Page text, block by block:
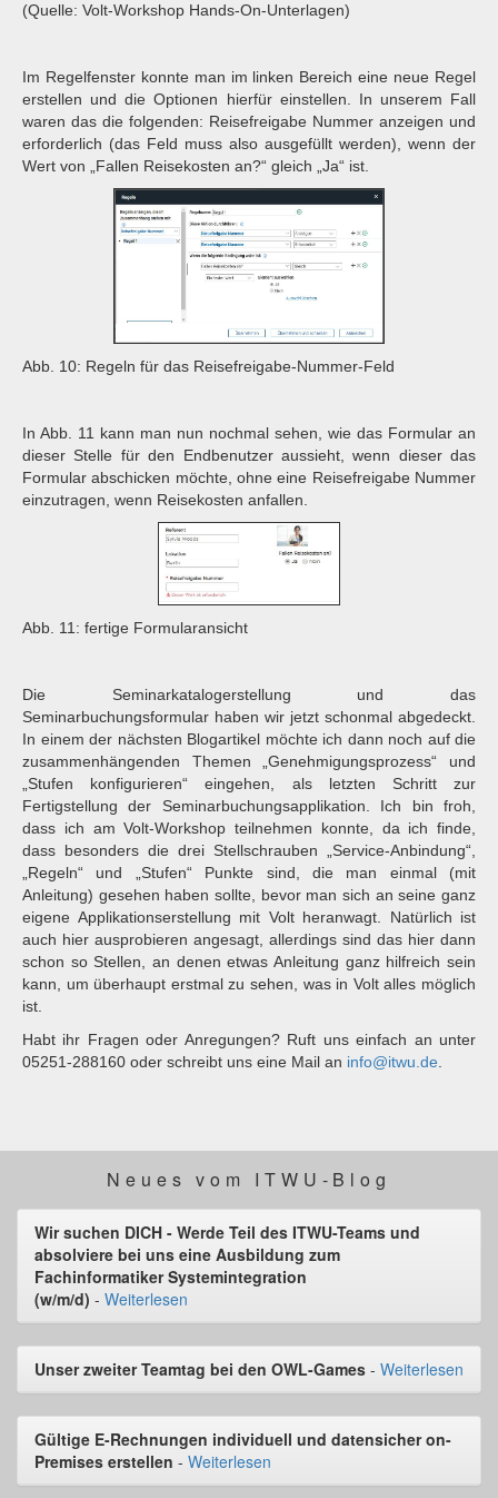
(Quelle: Volt-Workshop Hands-On-Unterlagen)
Im Regelfenster konnte man im linken Bereich eine neue Regel
erstellen und die Optionen hierfür einstellen. In unserem Fall
waren das die folgenden: Reisefreigabe Nummer anzeigen und
erforderlich (das Feld muss also ausgefüllt werden), wenn der
Wert von „Fallen Reisekosten an?“ gleich „Ja“ ist.
Abb. 10: Regeln für das Reisefreigabe-Nummer-Feld
In Abb. 11 kann man nun nochmal sehen, wie das Formular an
dieser Stelle für den Endbenutzer aussieht, wenn dieser das
Formular abschicken möchte, ohne eine Reisefreigabe Nummer
einzutragen, wenn Reisekosten anfallen.
Abb. 11: fertige Formularansicht
Die Seminarkatalogerstellung und das
Seminarbuchungsformular haben wir jetzt schonmal abgedeckt.
In einem der nächsten Blogartikel möchte ich dann noch auf die
zusammenhängenden Themen „Genehmigungsprozess“ und
„Stufen konfigurieren“ eingehen, als letzten Schritt zur
Fertigstellung der Seminarbuchungsapplikation. Ich bin froh,
dass ich am Volt-Workshop teilnehmen konnte, da ich finde,
dass besonders die drei Stellschrauben „Service-Anbindung“,
„Regeln“ und „Stufen“ Punkte sind, die man einmal (mit
Anleitung) gesehen haben sollte, bevor man sich an seine ganz
eigene Applikationserstellung mit Volt heranwagt. Natürlich ist
auch hier ausprobieren angesagt, allerdings sind das hier dann
schon so Stellen, an denen etwas Anleitung ganz hilfreich sein
kann, um überhaupt erstmal zu sehen, was in Volt alles möglich
ist.
Habt ihr Fragen oder Anregungen? Ruft uns einfach an unter
05251-288160 oder schreibt uns eine Mail an info@itwu.de.
Neues vom ITWU-Blog
Wir suchen DICH - Werde Teil des ITWU-Teams und
absolviere bei uns eine Ausbildung zum
Fachinformatiker Systemintegration
(w/m/d) - Weiterlesen
Unser zweiter Teamtag bei den OWL-Games - Weiterlesen
Gültige E-Rechnungen individuell und datensicher on-
Premises erstellen - Weiterlesen